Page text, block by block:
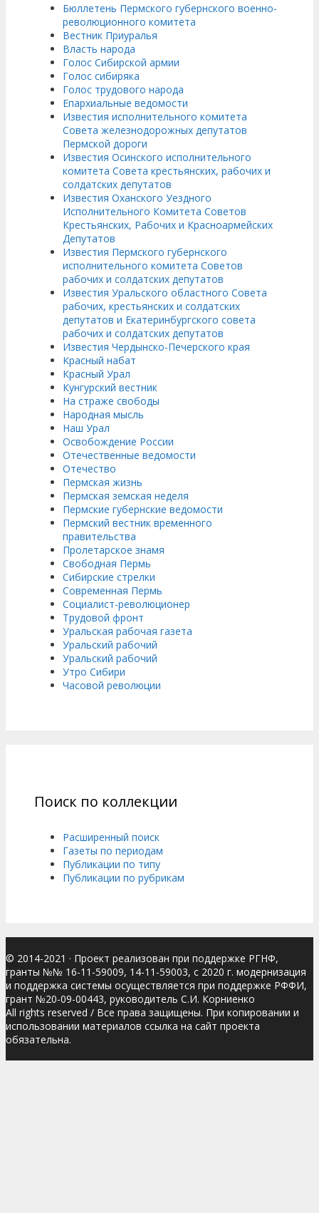
Бюллетень Пермского губернского военно-
революционного комитета
Вестник Приуралья
Власть народа
Голос Сибирской армии
Голос сибиряка
Голос трудового народа
Епархиальные ведомости
Известия исполнительного комитета
Совета железнодорожных депутатов
Пермской дороги
Известия Осинского исполнительного
комитета Совета крестьянских, рабочих и
солдатских депутатов
Известия Оханского Уездного
Исполнительного Комитета Советов
Крестьянских, Рабочих и Красноармейских
Депутатов
Известия Пермского губернского
исполнительного комитета Советов
рабочих и солдатских депутатов
Известия Уральского областного Совета
рабочих, крестьянских и солдатских
депутатов и Екатеринбургского совета
рабочих и солдатских депутатов
Известия Чердынско-Печерского края
Красный набат
Красный Урал
Кунгурский вестник
На страже свободы
Народная мысль
Наш Урал
Освобождение России
Отечественные ведомости
Отечество
Пермская жизнь
Пермская земская неделя
Пермские губернские ведомости
Пермский вестник временного
правительства
Пролетарское знамя
Свободная Пермь
Сибирские стрелки
Современная Пермь
Социалист-революционер
Трудовой фронт
Уральская рабочая газета
Уральский рабочий
Уральский рабочий
Утро Сибири
Часовой революции
Поиск по коллекции
Расширенный поиск
Газеты по периодам
Публикации по типу
Публикации по рубрикам
© 2014-2021 · Проект реализован при поддержке РГНФ,
гранты №№ 16-11-59009, 14-11-59003, с 2020 г. модернизация
и поддержка системы осуществляется при поддержке РФФИ,
грант №20-09-00443, руководитель С.И. Корниенко
All rights reserved / Все права защищены. При копировании и
использовании материалов ссылка на сайт проекта
обязательна.